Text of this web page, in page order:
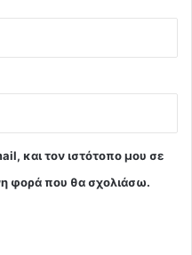
και τον ιστότοπο μου σε
φορά που θα σχολιάσω.